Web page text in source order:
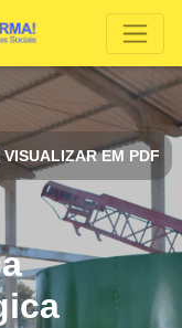
VISUALIZAR EM PDF